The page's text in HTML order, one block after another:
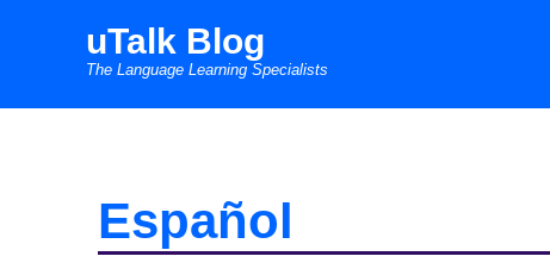
uTalk Blog
The Language Learning Specialists
Español